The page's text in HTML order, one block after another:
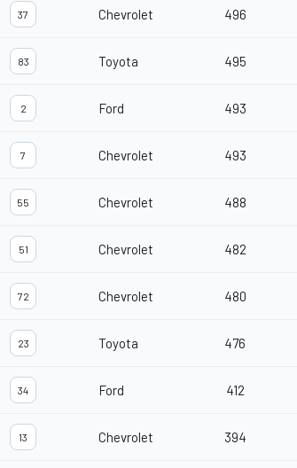
37 Chevrolet 496
83 Toyota 495
2 Ford 493
7 Chevrolet 493
55 Chevrolet 488
51 Chevrolet 482
72 Chevrolet 480
23 Toyota 476
34 Ford 412
13 Chevrolet 394